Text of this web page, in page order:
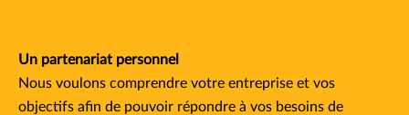
Un partenariat personnel
Nous voulons comprendre votre entreprise et vos
objectifs afin de pouvoir répondre à vos besoins de